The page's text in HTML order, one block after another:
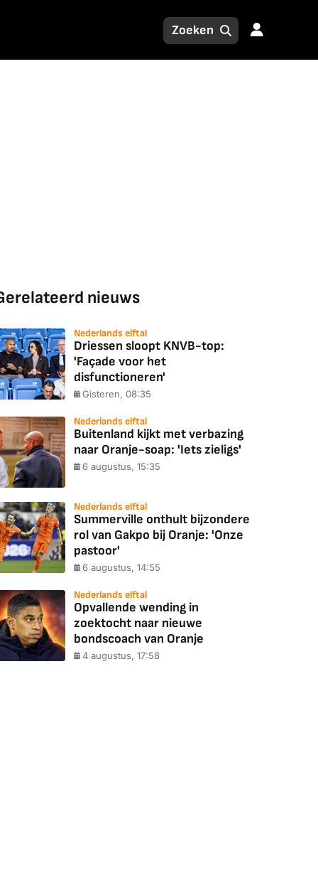
nieuws
Nederlands elftal
Driessen sloopt KNVB-top:
'Façade voor het
disfunctioneren'
Gisteren, 08:35
Nederlands elftal
Buitenland kijkt met verbazing
naar Oranje-soap: 'Iets zieligs'
6 augustus, 15:35
Nederlands elftal
Summerville onthult bijzondere
rol van Gakpo bij Oranje: 'Onze
pastoor'
6 augustus, 14:55
Nederlands elftal
Opvallende wending in
zoektocht naar nieuwe
bondscoach van Oranje
4 augustus, 17:58